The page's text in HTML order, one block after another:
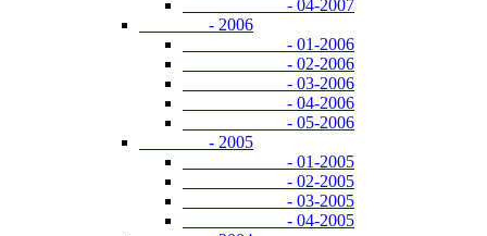
- 04-2007
- 2006
- 01-2006
- 02-2006
- 03-2006
- 04-2006
- 05-2006
- 2005
- 01-2005
- 02-2005
- 03-2005
- 04-2005